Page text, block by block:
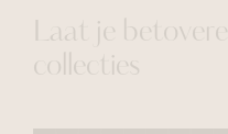
Laat je
collecties